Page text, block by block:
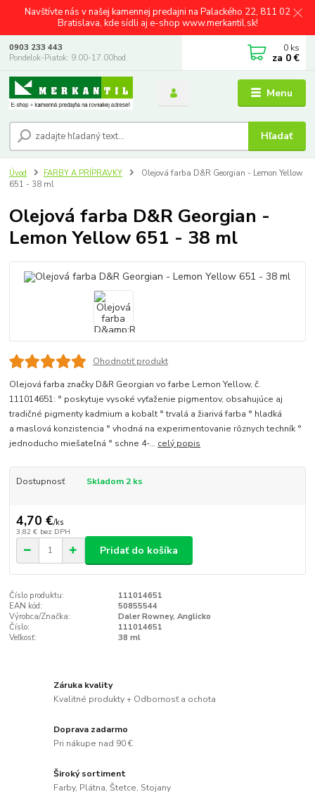
Navštívte nás v našej kamennej predajni na Palackého 22, 811 02
Bratislava, kde sídli aj e-shop www.merkantil.sk!
Menu
Hľadať
0903 233 443
Pondelok-Piatok: 9.00-17.00hod.
0 ks
za 0 €
Úvod FARBY A PRÍPRAVKY
Olejová farba D&R Georgian - Lemon Yellow
651 - 38 ml
Olejová farba D&R Georgian -
Lemon Yellow 651 - 38 ml
Ohodnotiť produkt
Olejová farba značky D&R Georgian vo farbe Lemon Yellow, č.
111014651: ° poskytuje vysoké vyťaženie pigmentov, obsahujúce aj
tradičné pigmenty kadmium a kobalt ° trvalá a žiarivá farba ° hladká
a maslová konzistencia ° vhodná na experimentovanie rôznych techník °
jednoducho miešateľná ° schne 4-... celý popis
Dostupnosť Skladom 2 ks
4,70 €/ks
3,82 € bez DPH
Pridať do košíka
Číslo produktu:
111014651
EAN kód:
50855544
Výrobca/Značka:
Daler Rowney, Anglicko
Číslo:
111014651
Veľkosť:
38 ml
Záruka kvality
Kvalitné produkty + Odbornosť a ochota
Doprava zadarmo
Pri nákupe nad 90 €
Široký sortiment
Farby, Plátna, Štetce, Stojany